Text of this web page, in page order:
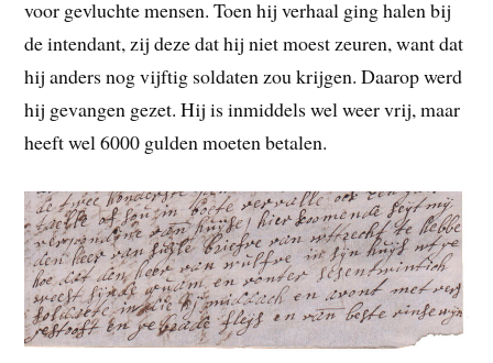
voor gevluchte mensen. Toen hij verhaal ging halen bij
de intendant, zij deze dat hij niet moest zeuren, want dat
hij anders nog vijftig soldaten zou krijgen. Daarop werd
hij gevangen gezet. Hij is inmiddels wel weer vrij, maar
heeft wel 6000 gulden moeten betalen.